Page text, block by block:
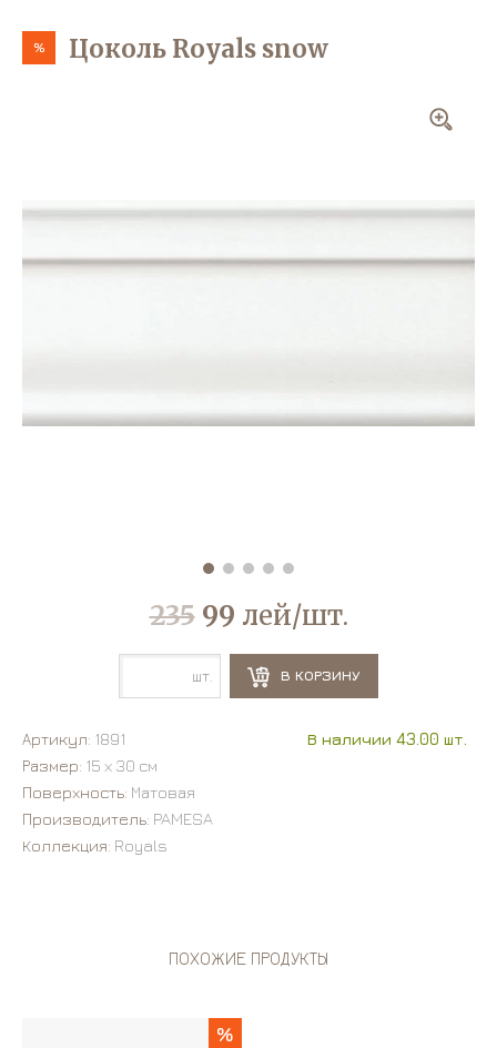
% Цоколь Royals snow
235 99 лей/шт.
шт. В КОРЗИНУ
Артикул: 1891
В наличии 43.00 шт.
Размер: 15 х 30 см
Поверхность: Матовая
Производитель: PAMESA
Коллекция: Royals
ПОХОЖИЕ ПРОДУКТЫ
%